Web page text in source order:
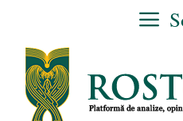
conținut